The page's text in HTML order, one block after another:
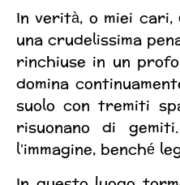
In verità, o miei cari,
una crudelissima
rinchiuse in un
domina
suolo con tremiti
risuonano di
l’immagine, benché